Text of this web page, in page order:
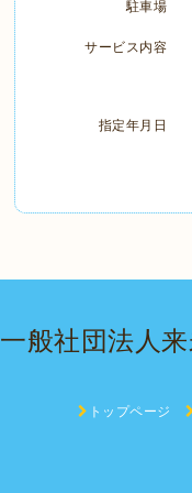
駐車場
サービス内容
指定年月日
一般社団法人
トップページ